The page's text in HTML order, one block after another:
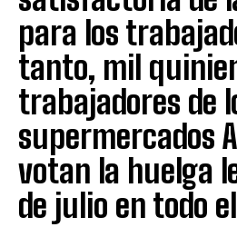
para los
tanto, mil
trabajadores de
supermercados
votan la huelga
de julio en todo